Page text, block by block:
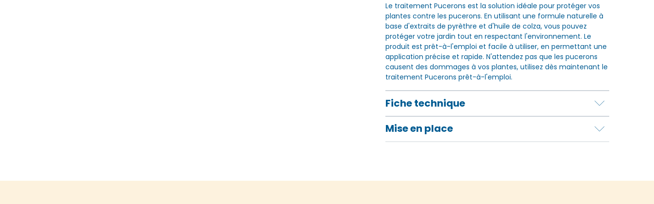
Le traitement Pucerons est la solution idéale pour protéger vos
plantes contre les pucerons. En utilisant une formule naturelle à
base d'extraits de pyrèthre et d'huile de colza, vous pouvez
protéger votre jardin tout en respectant l'environnement. Le
produit est prêt-à-l'emploi et facile à utiliser, en permettant une
application précise et rapide. N'attendez pas que les pucerons
causent des dommages à vos plantes, utilisez dès maintenant le
traitement Pucerons prêt-à-l'emploi.
Fiche technique
Mise en place